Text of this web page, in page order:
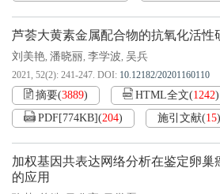
芦荟大黄素金属配合物的抗氧化活性
刘美艳, 潘晓丽, 李学波, 吴兵
2021, 52(2): 241-247. DOI: 10.12182/20201160110
摘要(3889) HTML全文(1242)
PDF[774KB](204) 施引文献(15)
加权基因共表达网络分析在鉴定卵巢
的应用